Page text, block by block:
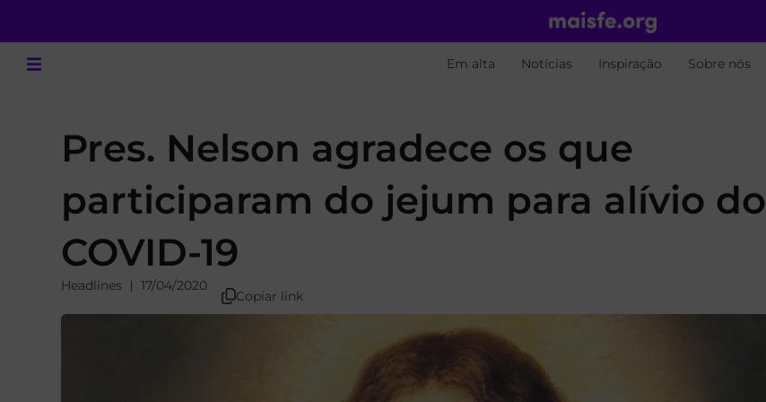
Em alta Notícias Inspiração Sobre nós
Pres. Nelson agradece os que
participaram do jejum para alívio do
COVID-19
Headlines 17/04/2020
Copiar link